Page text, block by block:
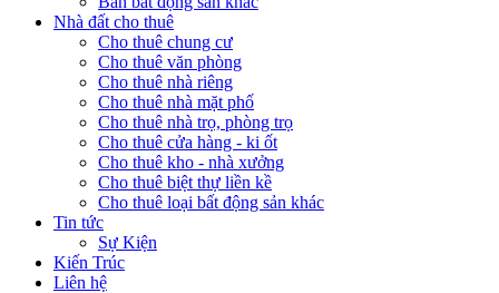
Nhà đất cho thuê
Cho thuê chung cư
Cho thuê văn phòng
Cho thuê nhà riêng
Cho thuê nhà mặt phố
Cho thuê nhà trọ, phòng trọ
Cho thuê cửa hàng - ki ốt
Cho thuê kho - nhà xưởng
Cho thuê biệt thự liền kề
Cho thuê loại bất động sản khác
Tin tức
Sự Kiện
Kiến Trúc
Liên hệ